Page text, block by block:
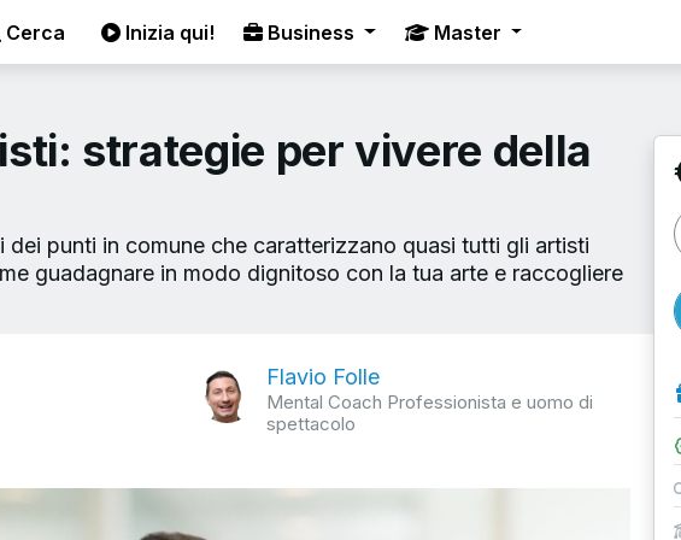
Cerca Inizia qui! Business Master
strategie per vivere della
dei punti in comune che caratterizzano quasi tutti gli artisti
guadagnare in modo dignitoso con la tua arte e raccogliere
Flavio Folle
Mental Coach Professionista e uomo di
spettacolo